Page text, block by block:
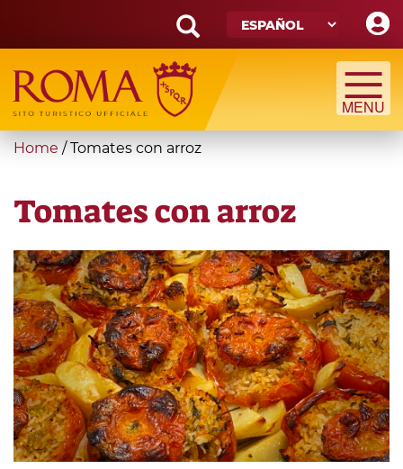
main
content
Search
form
Búsqueda
You
here
Home /Tomates con arroz
Tomates con arroz